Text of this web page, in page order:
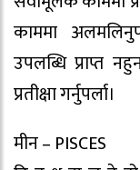
काममा
उपलब्धि प्राप्त
प्रतीक्षा गर्नुपर्ला।
मीन – PISCES